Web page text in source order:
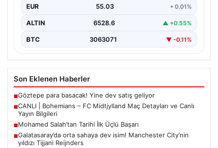
EUR 55.03 • 0.01%
ALTIN 6528.6 ▲ +0.55%
BTC 3063071 ▼ -0.11%
Son Eklenen Haberler
■Göztepe para basacak! Yine dev satış geliyor
■CANLI | Bohemians – FC Midtjylland Maç Detayları ve Canlı
Yayın Bilgileri
■Mohamed Salah’tan Tarihi İlk Üçlü Başarı
■Galatasaray’da orta sahaya dev isim! Manchester City’nin
yıldızı Tijjani Reijnders